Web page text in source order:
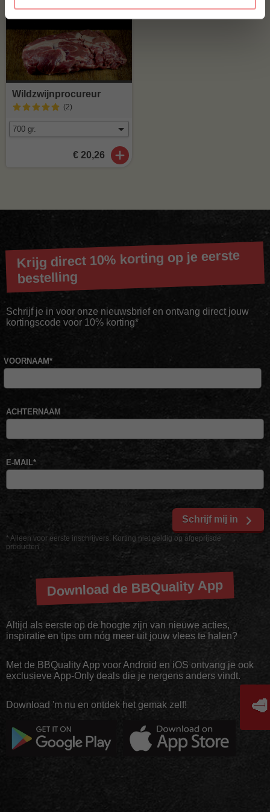
Wildzwijnprocureur
(2)
€ 20,26
Krijg direct 10% korting op je eerste
bestelling
Schrijf je in voor onze nieuwsbrief en ontvang direct jouw
kortingscode voor 10% korting*
* Alleen voor eerste inschrijvers. Korting niet geldig op afgeprijsde
producten
VOORNAAM*
ACHTERNAAM
E-MAIL*
Schrijf mij in
Download de BBQuality App
Altijd als eerste op de hoogte zijn van nieuwe acties,
inspiratie en tips om nóg meer uit jouw vlees te halen?
Met de BBQuality App voor Android en iOS ontvang je ook
exclusieve App-Only deals die je nergens anders vindt.
Download 'm nu en ontdek het gemak zelf! 🥩